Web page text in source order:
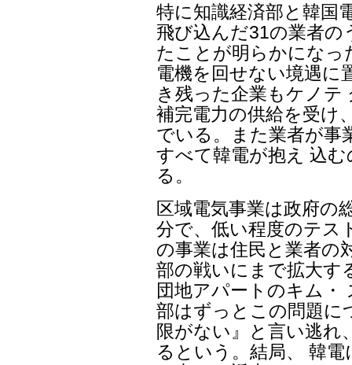
特に知識経済部と韓国
飛び込んだ31の業者の
たことが明らかになっ
電機を回せない境遇に
き残った企業もケノテ
補完電力の供給を受け
でいる。また業者が事
すべて韓電が抱え 込
る。
区域電気事業は政府の
分で、低い程度のテス
の事業は住民と業者の
部の戦いにまで拡大す
団地アパートのキム・
部はずっとこの問題に
限がない』と言い逃れ
るという。結局、 韓